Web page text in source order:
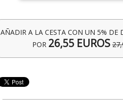
AÑADIR A LA CESTA CON UN 5% DE
POR 26,55 EUROS